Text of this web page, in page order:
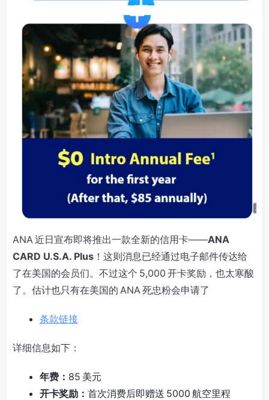
ANA 近日宣布即将推出一款全新的信用卡——ANA
CARD U.S.A. Plus ！这则消息已经通过电子邮件传达给
了在美国的会员们。不过这个 5,000 开卡奖励，也太寒酸
了。估计也只有在美国的 ANA 死忠粉会申请了
条款链接
详细信息如下：
年费： 85 美元
开卡奖励： 首次消费后即赠送 5000 航空里程